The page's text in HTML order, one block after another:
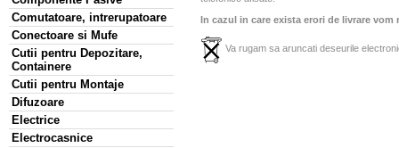
Comutatoare, intrerupatoare
Conectoare si Mufe
Cutii pentru Depozitare,
Containere
Cutii pentru Montaje
Difuzoare
Electrice
Electrocasnice
In cazul in care exista erori de livrare
Va rugam sa aruncati deseurile